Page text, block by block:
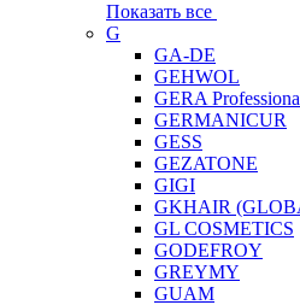
Показать все
G
GA-DE
GEHWOL
GERA
GERMANICUR
GESS
GEZATONE
GIGI
GKHAIR
GL COSMETICS
GODEFROY
GREYMY
GUAM